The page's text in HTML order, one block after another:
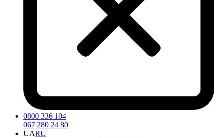
0800 336 104
067 280 24 80
UARU